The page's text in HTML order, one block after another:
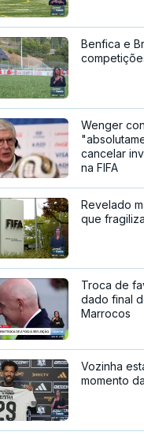
Benfica e
Wenger
cancelar
na FIFA
Revelado
que
Troca de
dado final
Marrocos
Vozinha
momento